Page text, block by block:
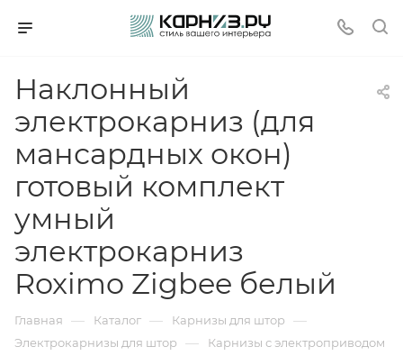
Наклонный
электрокарниз (для
мансардных окон)
готовый комплект
умный
электрокарниз
Roximo Zigbee белый
Главная — Каталог — Карнизы для штор —
Электрокарнизы для штор — Карнизы с электроприводом